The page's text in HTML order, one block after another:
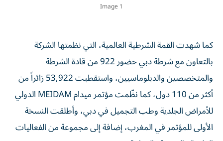
Image 1
كما شهدت القمة الشرطية العالمية، التي نظمتها الشركة
بالتعاون مع شرطة دبي حضور 922 من قادة الشرطة
والمتخصصين والدبلوماسيين، واستقطبت 53,922 زائراً من
أكثر من 110 دول، كما نظّمت مؤتمر ميدام MEIDAM الدولي
للأمراض الجلدية وطب التجميل في دبي، وأطلقت النسخة
الأولى للمؤتمر في المغرب، إضافة إلى مجموعة من الفعاليات